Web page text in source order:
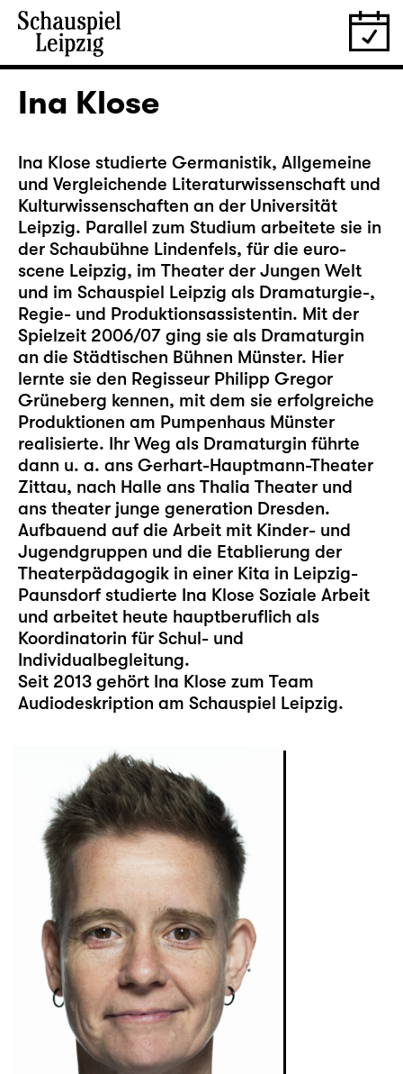
Ina Klose
Ina Klose studierte Germanistik, Allgemeine
und Vergleichende Literaturwissenschaft und
Kulturwissenschaften an der Universität
Leipzig. Parallel zum Studium arbeitete sie in
der Schaubühne Lindenfels, für die euro-
scene Leipzig, im Theater der Jungen Welt
und im Schauspiel Leipzig als Dramaturgie-,
Regie- und Produktionsassistentin. Mit der
Spielzeit 2006/07 ging sie als Dramaturgin
an die Städtischen Bühnen Münster. Hier
lernte sie den Regisseur Philipp Gregor
Grüneberg kennen, mit dem sie erfolgreiche
Produktionen am Pumpenhaus Münster
realisierte. Ihr Weg als Dramaturgin führte
dann u. a. ans Gerhart-Hauptmann-Theater
Zittau, nach Halle ans Thalia Theater und
ans theater junge generation Dresden.
Aufbauend auf die Arbeit mit Kinder- und
Jugendgruppen und die Etablierung der
Theaterpädagogik in einer Kita in Leipzig-
Paunsdorf studierte Ina Klose Soziale Arbeit
und arbeitet heute hauptberuflich als
Koordinatorin für Schul- und
Individualbegleitung.
Seit 2013 gehört Ina Klose zum Team
Audiodeskription am Schauspiel Leipzig.